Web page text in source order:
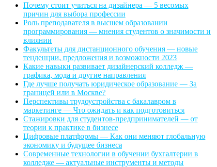
Почему стоит учиться на дизайнера — 5 весомых
причин для выбора профессии
Роль преподавателя в высшем образовании
программирования — мнения студентов о значимости и
влиянии
Факультеты для дистанционного обучения — новые
тенденции, предложения и возможности 2023
Какие навыки развивает дизайнерский колледж —
графика, мода и другие направления
Где лучше получать юридическое образование — За
границей или в Москве?
Перспективы трудоустройства с бакалавром в
маркетинге — Что ожидать и как подготовиться
Стажировки для студентов-предпринимателей — от
теории к практике в бизнесе
Цифровые платформы — Как они меняют глобальную
экономику и будущее бизнеса
Современные технологии в обучении бухгалтерии в
колледже — актуальные инструменты и методы